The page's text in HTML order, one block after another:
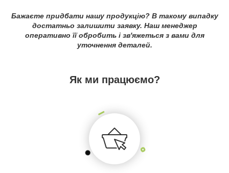
Бажаєте придбати нашу продукцію? В такому випадку
достатньо залишити заявку. Наш менеджер
оперативно її обробить і зв'яжеться з вами для
уточнення деталей.
Як ми працюємо?